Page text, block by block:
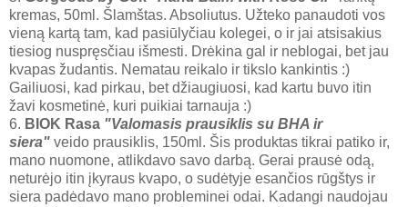
kremas, 50ml. Šlamštas. Absoliutus. Užteko panaudoti vos
vieną kartą tam, kad pasiūlyčiau kolegei, o ir jai atsisakius
tiesiog nuspręsčiau išmesti. Drėkina gal ir neblogai, bet jau
kvapas žudantis. Nematau reikalo ir tikslo kankintis :)
Gailiuosi, kad pirkau, bet džiaugiuosi, kad kartu buvo itin
žavi kosmetinė, kuri puikiai tarnauja :)
6. BIOK Rasa "Valomasis prausiklis su BHA ir
siera" veido prausiklis, 150ml. Šis produktas tikrai patiko ir,
mano nuomone, atlikdavo savo darbą. Gerai prausė odą,
neturėjo itin įkyraus kvapo, o sudėtyje esančios rūgštys ir
siera padėdavo mano probleminei odai. Kadangi naudojau